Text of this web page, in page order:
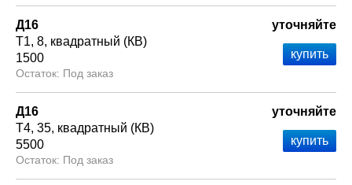
Д16
Т1 8 квадратный (КВ)
1500
Под заказ
уточняйте
Д16
Т4 35 квадратный (КВ)
5500
Под заказ
уточняйте